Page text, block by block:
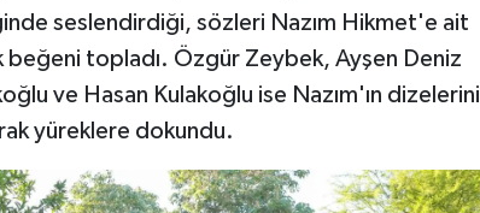
seslendirdiği, sözleri Nazım Hikmet'e ait
beğeni topladı. Özgür Zeybek, Ayşen Deniz
ve Hasan Kulakoğlu ise Nazım'ın dizelerini
yüreklere dokundu.